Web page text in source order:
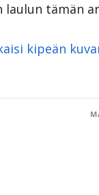
laulun tämän
kipeän